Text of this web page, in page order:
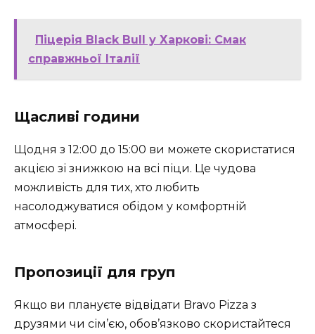
Піцерія Black Bull у Харкові: Смак
справжньої Італії
Щасливі години
Щодня з 12:00 до 15:00 ви можете скористатися
акцією зі знижкою на всі піци. Це чудова
можливість для тих, хто любить
насолоджуватися обідом у комфортній
атмосфері.
Пропозиції для груп
Якщо ви плануєте відвідати Bravo Pizza з
друзями чи сім’єю, обов’язково скористайтеся